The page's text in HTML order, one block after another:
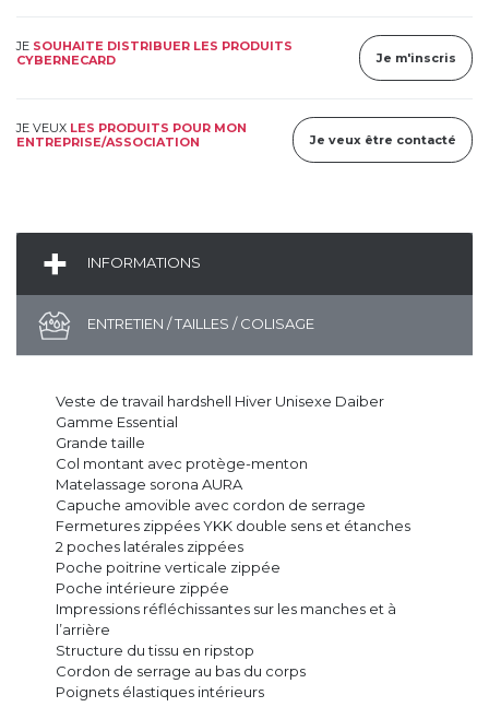
JE SOUHAITE DISTRIBUER LES PRODUITS
CYBERNECARD
Je m'inscris
JE VEUX LES PRODUITS POUR MON
ENTREPRISE/ASSOCIATION
Je veux être contacté
INFORMATIONS
ENTRETIEN / TAILLES / COLISAGE
Veste de travail hardshell Hiver Unisexe Daiber
Gamme Essential
Grande taille
Col montant avec protège-menton
Matelassage sorona AURA
Capuche amovible avec cordon de serrage
Fermetures zippées YKK double sens et étanches
2 poches latérales zippées
Poche poitrine verticale zippée
Poche intérieure zippée
Impressions réfléchissantes sur les manches et à
l’arrière
Structure du tissu en ripstop
Cordon de serrage au bas du corps
Poignets élastiques intérieurs